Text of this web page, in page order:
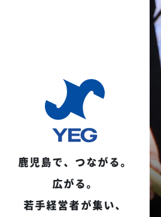
鹿児島で、つながる。
広がる。
若手経営者が集い、